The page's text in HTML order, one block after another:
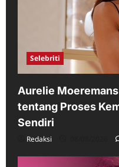
Selebriti
Aurelie
tentang Proses
Sendiri
Redaksi